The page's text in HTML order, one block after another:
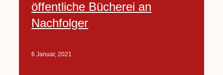
öffentliche Bücherei an
Nachfolger
6 Januar, 2021